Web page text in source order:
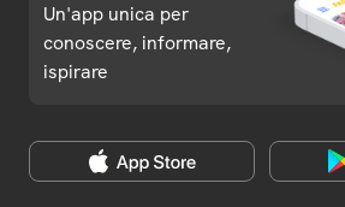
Un'app unica per
conoscere, informare,
ispirare